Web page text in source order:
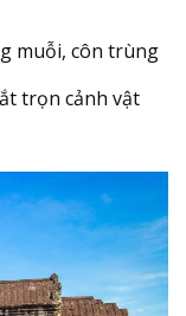
muỗi, côn trùng
trọn cảnh vật